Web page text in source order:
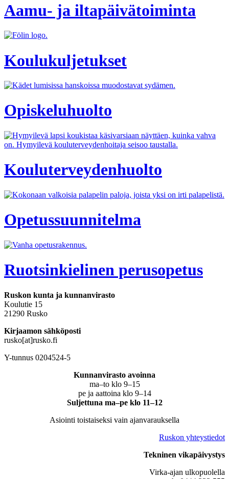
Aamu- ja iltapäivätoiminta
Koulukuljetukset
Opiskeluhuolto
Kouluterveydenhuolto
Opetussuunnitelma
Ruotsinkielinen perusopetus
Ruskon kunta ja kunnanvirasto
Koulutie 15
21290 Rusko
Kirjaamon sähköposti
rusko[at]rusko.fi
Y-tunnus 0204524-5
Kunnanvirasto avoinna
ma–to klo 9–15
pe ja aattoina klo 9–14
Suljettuna ma–pe klo 11–12
Asiointi toistaiseksi vain ajanvarauksella
Ruskon yhteystiedot
Tekninen vikapäivystys
Virka-ajan ulkopuolella